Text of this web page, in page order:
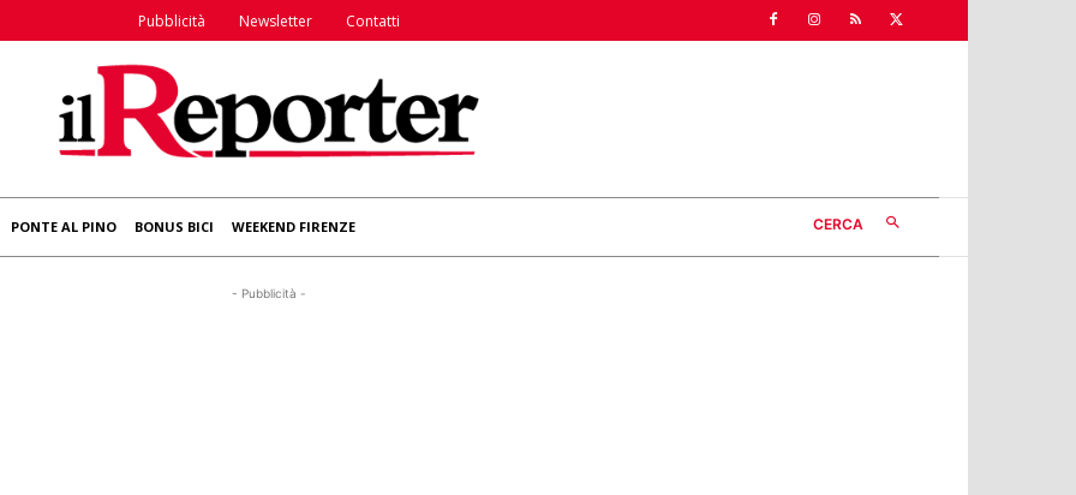
Pubblicità Newsletter Contatti
PONTE AL PINO BONUS BICI WEEKEND FIRENZE CERCA
- Pubblicità -